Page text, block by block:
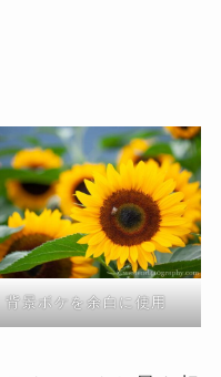
背景ボケを余白に使用